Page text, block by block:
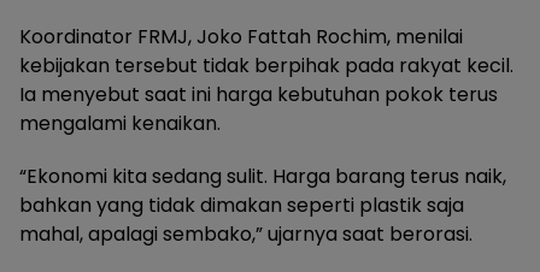
Koordinator FRMJ, Joko Fattah Rochim, menilai
kebijakan tersebut tidak berpihak pada rakyat kecil.
Ia menyebut saat ini harga kebutuhan pokok terus
mengalami kenaikan.
“Ekonomi kita sedang sulit. Harga barang terus naik,
bahkan yang tidak dimakan seperti plastik saja
mahal, apalagi sembako,” ujarnya saat berorasi.